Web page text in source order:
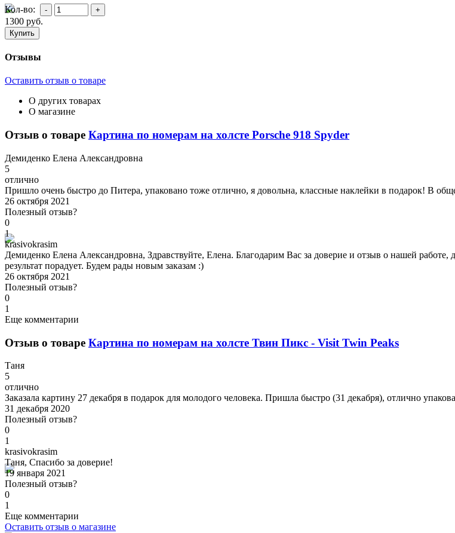
Кол-во:
1300 руб.
Отзывы
Оставить отзыв о товаре
О других товарах
О магазине
Отзыв о товаре Картина по номерам на холсте Porsche 918 Spyder
Демиденко Елена Александровна
5
отлично
Пришло очень быстро до Питера, упаковано тоже отлично, я довольна, классные наклейки в подарок! В
26 октября 2021
Полезный отзыв?
0
1
krasivokrasim
Демиденко Елена Александровна, Здравствуйте, Елена. Благодарим Вас за доверие и отзыв о нашей
результат порадует. Будем рады новым заказам :)
26 октября 2021
Полезный отзыв?
0
1
Еще комментарии
Отзыв о товаре Картина по номерам на холсте Твин Пикс - Visit Twin Peaks
Таня
5
отлично
Заказала картину 27 декабря в подарок для молодого человека. Пришла быстро (31 декабря), отлично
31 декабря 2020
Полезный отзыв?
0
1
krasivokrasim
Таня, Спасибо за доверие!
19 января 2021
Полезный отзыв?
0
1
Еще комментарии
Оставить отзыв о магазине